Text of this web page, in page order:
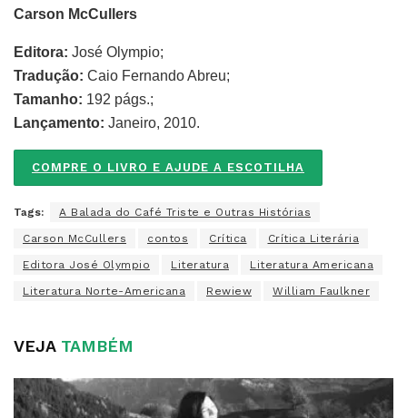
Carson McCullers
Editora: José Olympio;
Tradução: Caio Fernando Abreu;
Tamanho: 192 págs.;
Lançamento: Janeiro, 2010.
COMPRE O LIVRO E AJUDE A ESCOTILHA
Tags: A Balada do Café Triste e Outras Histórias
Carson McCullers contos Crítica Crítica Literária
Editora José Olympio Literatura Literatura Americana
Literatura Norte-Americana Rewiew William Faulkner
VEJATAMBÉM